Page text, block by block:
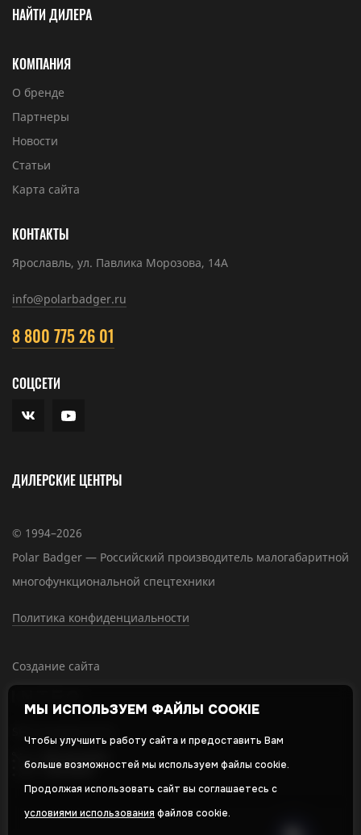
НАЙТИ ДИЛЕРА
КОМПАНИЯ
О бренде
Партнеры
Новости
Статьи
Карта сайта
КОНТАКТЫ
Ярославль, ул. Павлика Морозова, 14А
info@polarbadger.ru
8 800 775 26 01
СОЦСЕТИ
ДИЛЕРСКИЕ ЦЕНТРЫ
© 1994–2026
Polar Badger — Российский производитель малогабаритной
многофункциональной спецтехники
Политика конфиденциальности
Создание сайта
МЫ ИСПОЛЬЗУЕМ ФАЙЛЫ COOKIE
Чтобы улучшить работу сайта и предоставить Вам
больше возможностей мы используем файлы cookie.
Продолжая использовать сайт вы соглашаетесь с
условиями использования файлов cookie.